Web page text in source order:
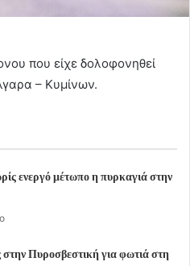
που είχε δολοφονηθεί
– Κυμίνων.
ενεργό μέτωπο η πυρκαγιά στην
Πυροσβεστική για φωτιά στη